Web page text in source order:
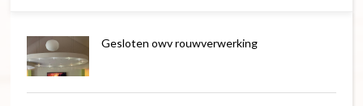
Gesloten owv rouwverwerking